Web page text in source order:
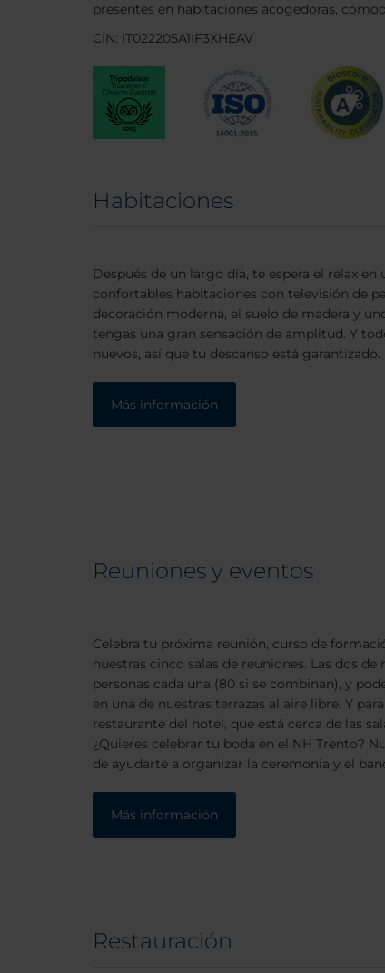
presentes en habitaciones acogedoras,
CIN: IT022205A1IF3XHEAV
Habitaciones
Después de un largo día, te espera el relax
confortables habitaciones con televisión de
decoración moderna, el suelo de madera y
tengas una gran sensación de amplitud. Y
nuevos, así que tu descanso está garantizado.
Más información
Reuniones y eventos
Celebra tu próxima reunión, curso de
nuestras cinco salas de reuniones. Las dos
personas cada una (80 si se combinan), y
en una de nuestras terrazas al aire libre. Y
restaurante del hotel, que está cerca de las
¿Quieres celebrar tu boda en el NH Trento?
de ayudarte a organizar la ceremonia y el
Más información
Restauración